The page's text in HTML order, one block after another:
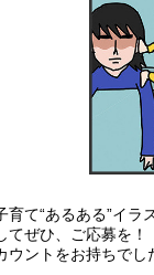
育て“あるある”イ
てぜひ、ご応募を！
ウントをお持ちでし